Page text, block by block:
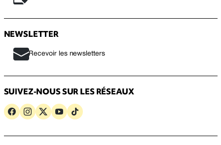
NEWSLETTER
Recevoir les newsletters
SUIVEZ-NOUS SUR LES RÉSEAUX